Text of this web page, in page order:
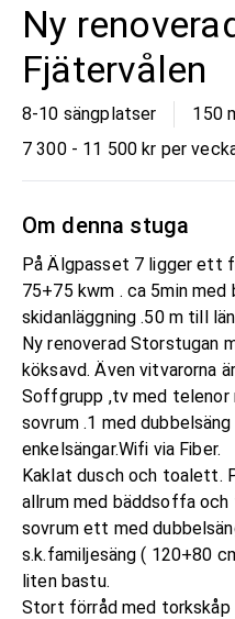
Ny
Fjätervålen
8-10 sängplatser 150
7 300 - 11 500 kr per
Om denna stuga
På Älgpasset 7 ligger ett
75+75 kwm . ca 5min
skidanläggning .50 m till
Ny renoverad Storstugan
köksavd. Även vitvarorna
Soffgrupp ,tv med telenor
sovrum .1 med
enkelsängar.Wifi via Fiber.
Kaklat dusch och toalett.
allrum med bäddsoffa
sovrum ett med
s.k.familjesäng ( 120+80
liten bastu.
Stort förråd med torkskåp